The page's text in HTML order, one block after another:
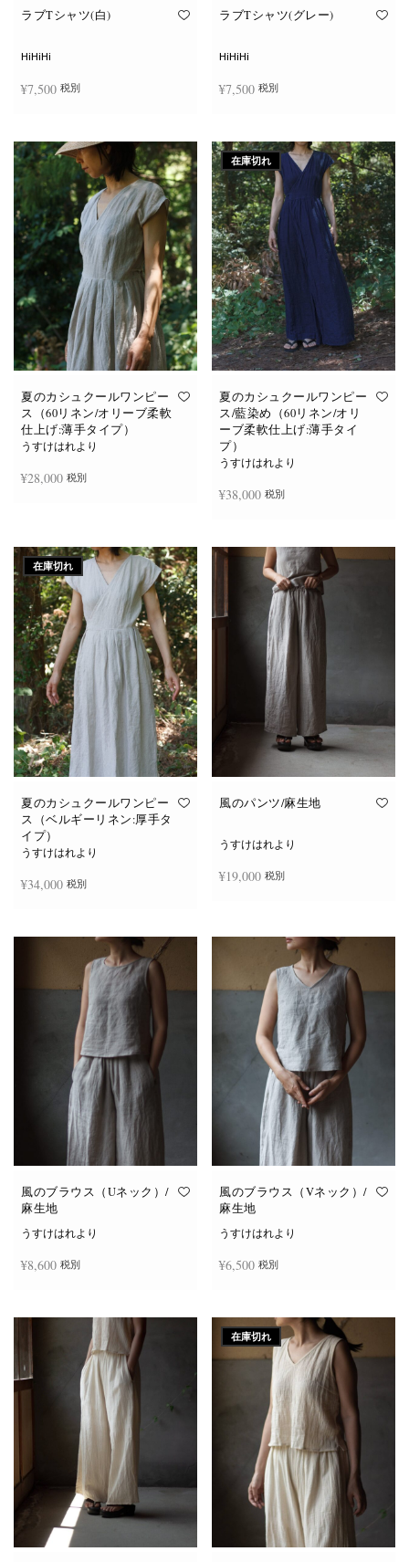
オ
ジ
か
ら
選
択
で
き
ま
す
オ
ジ
か
ら
選
択
で
き
ま
す
ラブTシャツ(白)
HiHiHi
¥7,500 税別
の
商
品
に
は
複
数
の
バ
リ
エ
ー
シ
ョ
ン
が
あ
り
ま
オ
プ
シ
ョ
ら
選
択
で
き
ま
す
ラブTシャツ(グレー)
HiHiHi
¥7,500 税別
の
商
品
に
複
数
の
ョ
ン
が
あ
り
ま
オ
プ
シ
ョ
ら
選
択
で
き
ま
す
夏のカシュクールワンピー
ス（60リネン/オリーブ柔軟
仕上げ:薄手タイプ）
うすけはれより
¥28,000 税別
在庫切れ
夏のカシュクールワンピー
ス/藍染め（60リネン/オリ
ーブ柔軟仕上げ:薄手タイ
プ）
うすけはれより
¥38,000 税別
在庫切れ
夏のカシュクールワンピー
ス（ベルギーリネン:厚手タ
イプ）
うすけはれより
¥34,000 税別
風のパンツ/麻生地
うすけはれより
¥19,000 税別
風のブラウス（Uネック）/
麻生地
うすけはれより
¥8,600 税別
の
商
品
に
は
複
数
の
バ
リ
エ
ー
シ
ョ
ン
が
あ
ま
風のブラウス（Vネック）/
麻生地
うすけはれより
¥6,500 税別
の
商
品
に
は
複
数
の
バ
リ
エ
ー
シ
ョ
ン
が
あ
り
ま
在庫切れ